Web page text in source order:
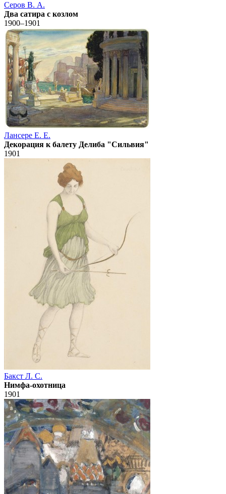
Серов В. А.
Два сатира с козлом
1900–1901
Лансере Е. Е.
Декорация к балету Делиба "Сильвия"
1901
Бакст Л. С.
Нимфа-охотница
1901